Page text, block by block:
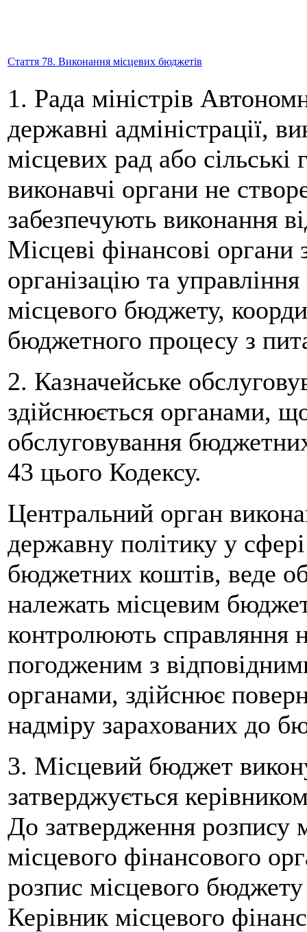
Стаття 78. Виконання місцевих бюджетів
1. Рада міністрів
державні адміністрації,
місцевих рад або сільські
виконавчі органи не
забезпечують виконання
Місцеві фінансові органи
організацію та
місцевого бюджету,
бюджетного процесу з
2. Казначейське
здійснюється органами,
обслуговування
43 цього Кодексу.
Центральний орган
державну політику у
бюджетних коштів, веде
належать місцевим
контролюють справляння
погодженим з
органами, здійснює
надміру зарахованих до
3. Місцевий бюджет
затверджується
До затвердження розпису
місцевого фінансового
розпис місцевого
Керівник місцевого